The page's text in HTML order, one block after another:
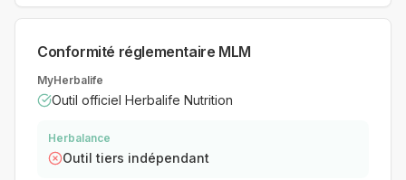
Conformité réglementaire MLM
MyHerbalife
Outil officiel Herbalife Nutrition
Herbalance
Outil tiers indépendant